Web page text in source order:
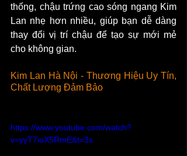
thống, chậu trứng cao sóng ngang Kim
Lan nhẹ hơn nhiều, giúp bạn dễ dàng
thay đổi vị trí chậu để tạo sự mới mẻ
cho không gian.
Kim Lan Hà Nội - Thương Hiệu Uy Tín,
Chất Lượng Đảm Bảo
https://www.youtube.com/watch?
v=yyT7ioX5RmE&t=3s